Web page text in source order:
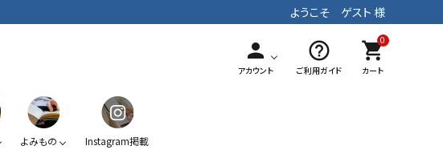
ようこそ ゲスト 様
person
アカウント
help_outline
ご利用ガイド
0
shopping_cart
カート
よみもの Instagram掲載